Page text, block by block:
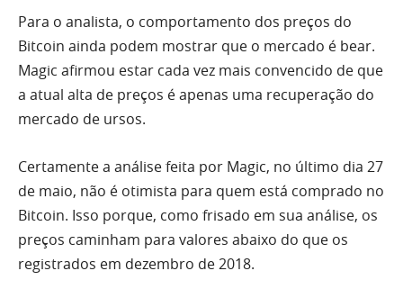
Para o analista, o comportamento dos preços do
Bitcoin ainda podem mostrar que o mercado é bear.
Magic afirmou estar cada vez mais convencido de que
a atual alta de preços é apenas uma recuperação do
mercado de ursos.
Certamente a análise feita por Magic, no último dia 27
de maio, não é otimista para quem está comprado no
Bitcoin. Isso porque, como frisado em sua análise, os
preços caminham para valores abaixo do que os
registrados em dezembro de 2018.